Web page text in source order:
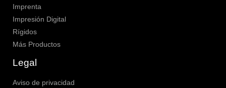
Imprenta
Impresión Digital
Rígidos
Más Productos
Legal
Aviso de privacidad